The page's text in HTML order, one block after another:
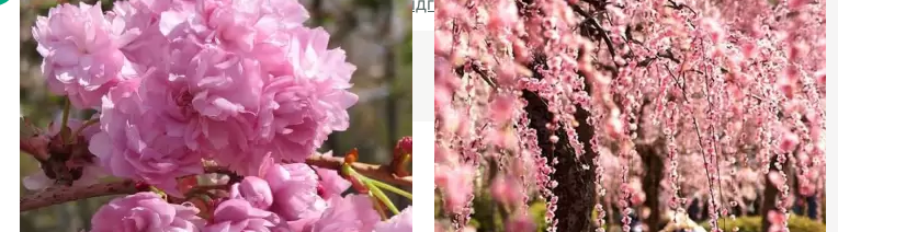
Немає на складі
Також у нас є в продажу:
платан декоративний азалія кущ
Доставка Новою Поштою 1-5 днів
Кур'єром Нової пошти 1-5 днів
Оплата згідно з тарифами
перевізника
Упаковка входить до вартості
товару
Обрешітка оплачується окремо
Оплата
Оплата на карту
Оплата на рахунок за реквізитами
Оплата при отриманні поштою